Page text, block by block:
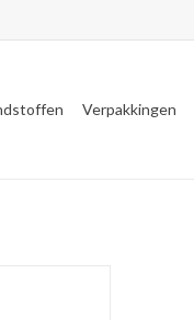
Verpakkingen